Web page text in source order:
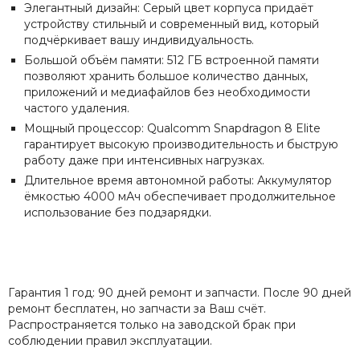
Элегантный дизайн: Серый цвет корпуса придаёт
устройству стильный и современный вид, который
подчёркивает вашу индивидуальность.
Большой объём памяти: 512 ГБ встроенной памяти
позволяют хранить большое количество данных,
приложений и медиафайлов без необходимости
частого удаления.
Мощный процессор: Qualcomm Snapdragon 8 Elite
гарантирует высокую производительность и быструю
работу даже при интенсивных нагрузках.
Длительное время автономной работы: Аккумулятор
ёмкостью 4000 мАч обеспечивает продолжительное
использование без подзарядки.
Гарантия 1 год: 90 дней ремонт и запчасти. После 90 дней
ремонт бесплатен, но запчасти за Ваш счёт.
Распространяется только на заводской брак при
соблюдении правил эксплуатации.